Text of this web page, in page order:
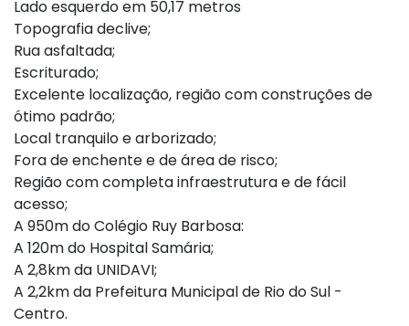
Lado esquerdo em 50,17 metros
Topografia declive;
Rua asfaltada;
Escriturado;
Excelente localização, região com construções de
ótimo padrão;
Local tranquilo e arborizado;
Fora de enchente e de área de risco;
Região com completa infraestrutura e de fácil
acesso;
A 950m do Colégio Ruy Barbosa:
A 120m do Hospital Samária;
A 2,8km da UNIDAVI;
A 2,2km da Prefeitura Municipal de Rio do Sul -
Centro.